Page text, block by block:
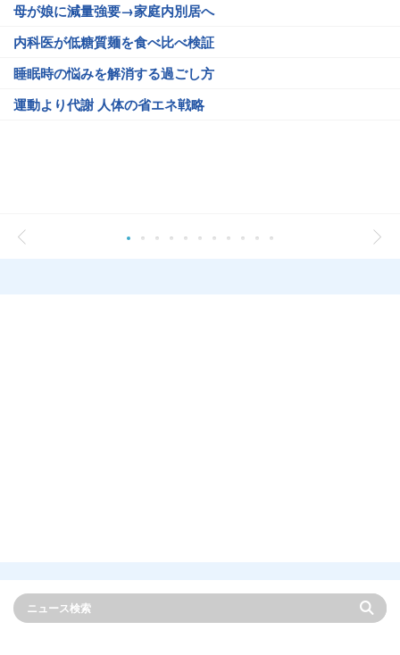
母が娘に減量強要→家庭内別居へ
内科医が低糖質麺を食べ比べ検証
睡眠時の悩みを解消する過ごし方
運動より代謝 人体の省エネ戦略